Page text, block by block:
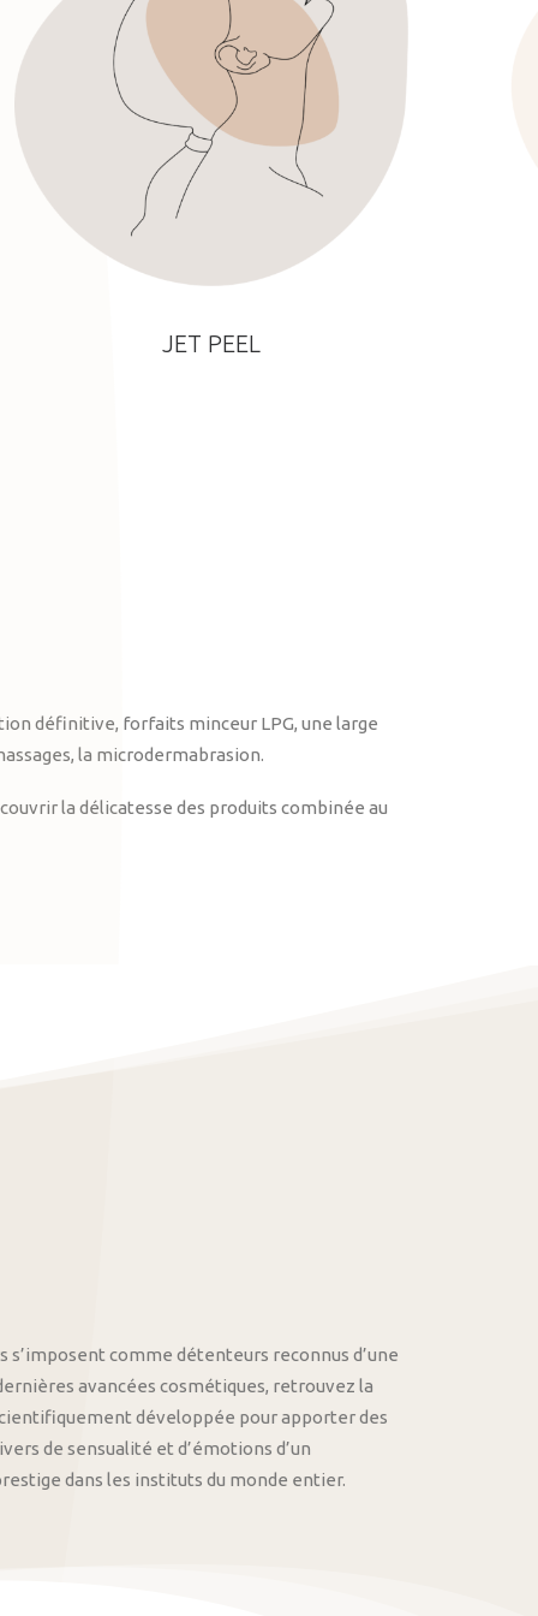
JET PEEL
définitive, forfaits minceur LPG, une large
la microdermabrasion.
la délicatesse des produits combinée au
s’imposent comme détenteurs reconnus d’une
avancées cosmétiques, retrouvez la
développée pour apporter des
de sensualité et d’émotions d’un
dans les instituts du monde entier.